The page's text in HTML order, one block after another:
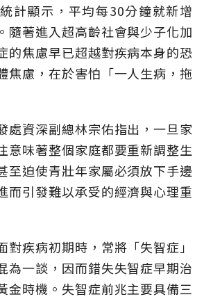
統計顯示，平均每30分鐘就新增
隨著進入超高齡社會與少子化加
的焦慮早已超越對疾病本身的恐
焦慮，在於害怕「一人生病，拖
處資深副總林宗佑指出，一旦家
意味著整個家庭都要重新調整生
至迫使青壯年家屬必須放下手邊
而引發難以承受的經濟與心理重
對疾病初期時，常將「失智症」
為一談，因而錯失失智症早期治
金時機。失智症前兆主要具備三